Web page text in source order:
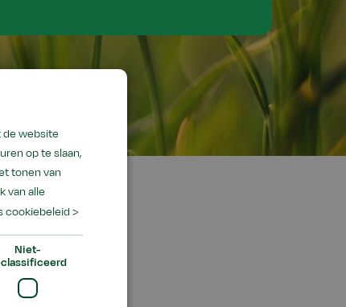
welke
de website
op te slaan,
tonen van
van alle
cookiebeleid >
Niet-